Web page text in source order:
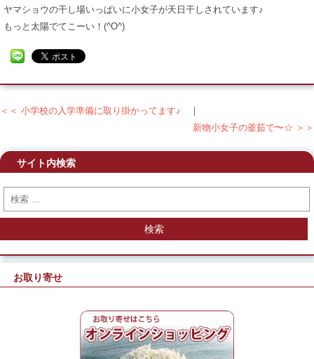
ヤマショウの干し場いっぱいに小女子が天日干しされています♪
もっと太陽でてこーい！(^O^)
投稿ナビゲーション
＜＜ 小学校の入学準備に取り掛かってます♪ ｜
新物小女子の釜茹で〜☆ ＞＞
サイト内検索
検索
お取り寄せ